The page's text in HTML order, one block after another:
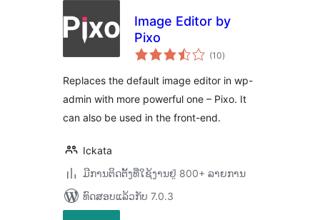
Image Editor by
Pixo
(10ຄະແນນ
ທັງໝົດ
)
Replaces the default image editor in wp-
admin with more powerful one – Pixo. It
can also be used in the front-end.
Ickata
ມີການຕິດຕັ້ງທີ່ໃຊ້ງານຢູ່ 800+ ລາຍການ
ທົດສອບແລ້ວກັບ 7.0.3